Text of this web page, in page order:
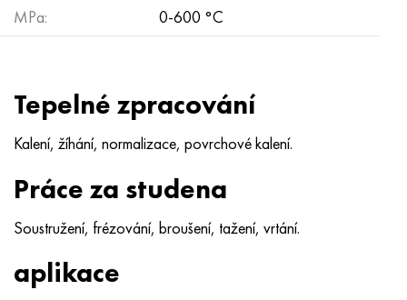
MPa:
0-600 °C
Tepelné zpracování
Kalení, žíhání, normalizace, povrchové kalení.
Práce za studena
Soustružení, frézování, broušení, tažení, vrtání.
aplikace
Nimonic 90
Haynes 25
Haynes 188
Haynes 230
Hastelloy b2
Hastelloy b3
Přesná trubka
H70MFV
AM-350 – AM-5548
Custom 450® - uns S45000
Řecký Ascoloy 418
Potrubí odolné proti korozi
45Х14Н14В2М
65X13
90X18MF
95 x 18
ac35g2, 36smnpb14, 1.0765
40hn2ma, 34CrNiMo4, 36hnm
38 hodin, 37 hodin
38XA, 37Cr4, AISI 5135
38HN3MFA, 35nicrmov12-5
40G, 40Mn4, AISI 1035